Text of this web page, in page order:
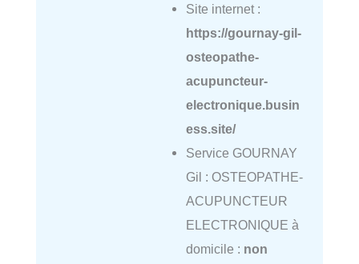
Site internet :
https://gournay-gil-
osteopathe-
acupuncteur-
electronique.busin
ess.site/
Service GOURNAY
Gil : OSTEOPATHE-
ACUPUNCTEUR
ELECTRONIQUE à
domicile : non